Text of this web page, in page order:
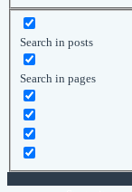
Search in posts
Search in pages